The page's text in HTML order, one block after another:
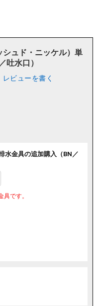
シュド・ニッケル）単
吐水口）
レビューを書く
水金具の追加購入（BN／
です。